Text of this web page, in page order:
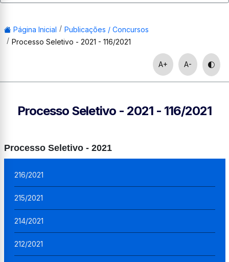
Página Inicial
Publicações / Concursos
Processo Seletivo - 2021 - 116/2021
A+ A-
Processo Seletivo - 2021 - 116/2021
Processo Seletivo - 2021
216/2021
215/2021
214/2021
212/2021